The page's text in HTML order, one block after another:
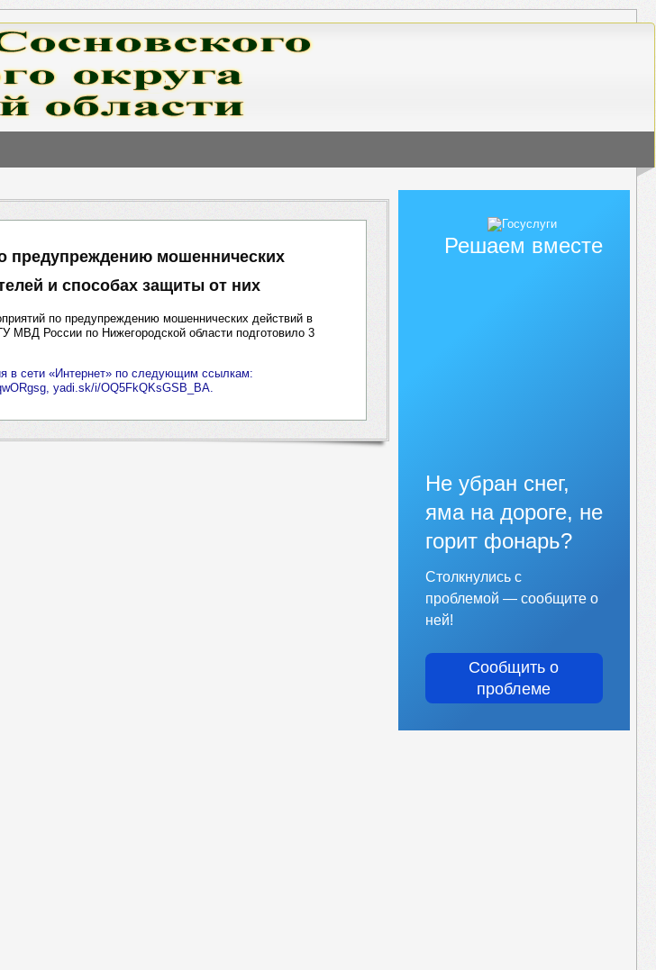
предупреждению мошеннических
и способах защиты от них
по предупреждению мошеннических действий в
МВД России по Нижегородской области подготовило 3
в сети «Интернет» по следующим ссылкам:
yadi.sk/i/OQ5FkQKsGSB_BA.
Решаем вместе
Не убран снег,
яма на дороге, не
горит фонарь?
Столкнулись с
проблемой — сообщите о
ней!
Сообщить о
проблеме